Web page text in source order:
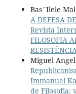
Bas´Ilele
A DEFESA
Revista
FILOSOFIA
Miguel Angel
Immanuel
de Filosofia: